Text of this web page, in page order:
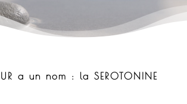
a un nom : la SEROTONINE